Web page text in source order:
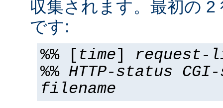
収集されます。最初の 2
です:
%% [ time] request-
%% HTTP-status
filename